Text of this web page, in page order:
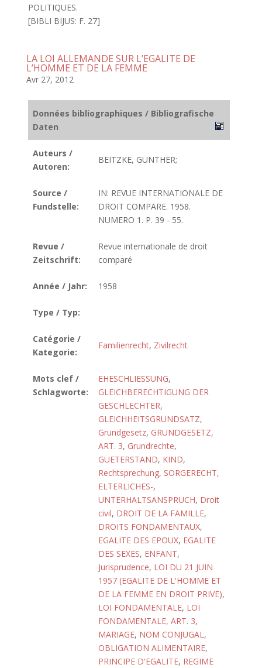
POLITIQUES.
[BIBLI BIJUS: F. 27]
LA LOI ALLEMANDE SUR L’EGALITE DE
L’HOMME ET DE LA FEMME
Avr 27, 2012
Données bibliographiques / Bibliografische
Daten
Auteurs /
Autoren:
BEITZKE, GUNTHER;
Source /
Fundstelle:
IN: REVUE INTERNATIONALE DE
DROIT COMPARE. 1958.
NUMERO 1. P. 39 - 55.
Revue /
Zeitschrift:
Revue internationale de droit
comparé
Année / Jahr: 1958
Type / Typ:
Catégorie /
Kategorie:
Familienrecht, Zivilrecht
Mots clef /
Schlagworte:
EHESCHLIESSUNG,
GLEICHBERECHTIGUNG DER
GESCHLECHTER,
GLEICHHEITSGRUNDSATZ,
Grundgesetz, GRUNDGESETZ,
ART. 3, Grundrechte,
GUETERSTAND, KIND,
Rechtsprechung, SORGERECHT,
ELTERLICHES-,
UNTERHALTSANSPRUCH, Droit
civil, DROIT DE LA FAMILLE,
DROITS FONDAMENTAUX,
EGALITE DES EPOUX, EGALITE
DES SEXES, ENFANT,
Jurisprudence, LOI DU 21 JUIN
1957 (EGALITE DE L'HOMME ET
DE LA FEMME EN DROIT PRIVE),
LOI FONDAMENTALE, LOI
FONDAMENTALE, ART. 3,
MARIAGE, NOM CONJUGAL,
OBLIGATION ALIMENTAIRE,
PRINCIPE D'EGALITE, REGIME